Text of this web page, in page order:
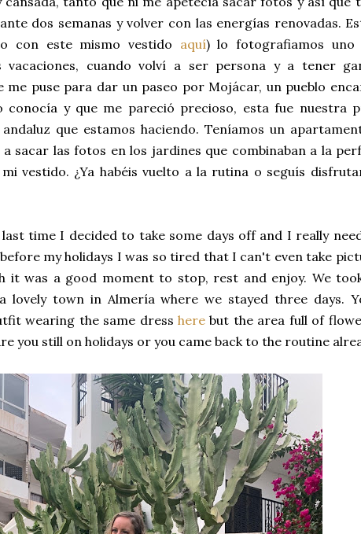
dos semanas y volver con las energías renovadas.
con este mismo vestido aquí) lo fotografiamos uno
vacaciones, cuando volví a ser persona y a tener
me puse para dar un paseo por Mojácar, un pueblo
conocía y que me pareció precioso, esta fue nuestra
que estamos haciendo. Teníamos un
sacar las fotos en los jardines que combinaban a la
vestido. ¿Ya habéis vuelto a la rutina o seguís
time I decided to take some days off and I really
my holidays I was so tired that I can't even take
it was a good moment to stop, rest and enjoy. We
lovely town in Almería where we stayed three days.
wearing the same dress here but the area full of
you still on holidays or you came back to the routine